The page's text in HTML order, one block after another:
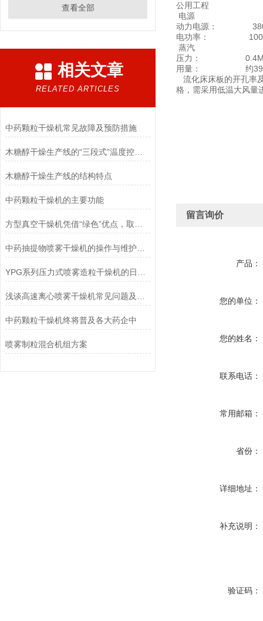
查看全部
相关文章
RELATED ARTICLES
中药颗粒干燥机常见故障及预防措施
木糖醇干燥生产线的“三段式”温度控制逻辑
木糖醇干燥生产线的结构特点
中药颗粒干燥机的主要功能
中药颗粒干燥机终将普及各大药企中
喷雾制粒混合机组方案
公用工程
电源
动力电源： 380V
电功率：
蒸汽
压力： 0.4MPa
用量： 约
流化床床板的开孔率
格，需采用低温大风量
留言询价
产品：
您的单位：
您的姓名：
联系电话：
常用邮箱：
省份：
详细地址：
补充说明：
验证码：